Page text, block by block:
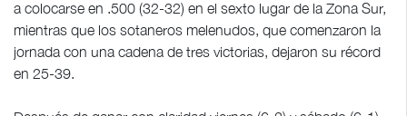
a colocarse en .500 (32-32) en el sexto lugar de la Zona Sur,
mientras que los sotaneros melenudos, que comenzaron la
jornada con una cadena de tres victorias, dejaron su récord
en 25-39.